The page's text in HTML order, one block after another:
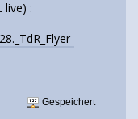
live) :
Gespeichert